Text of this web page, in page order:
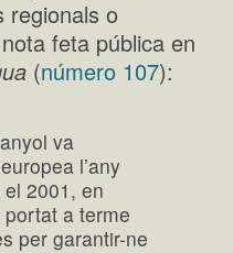
regionals o
feta pública en
(número 107):
va
l’any
2001, en
a terme
per garantir-ne